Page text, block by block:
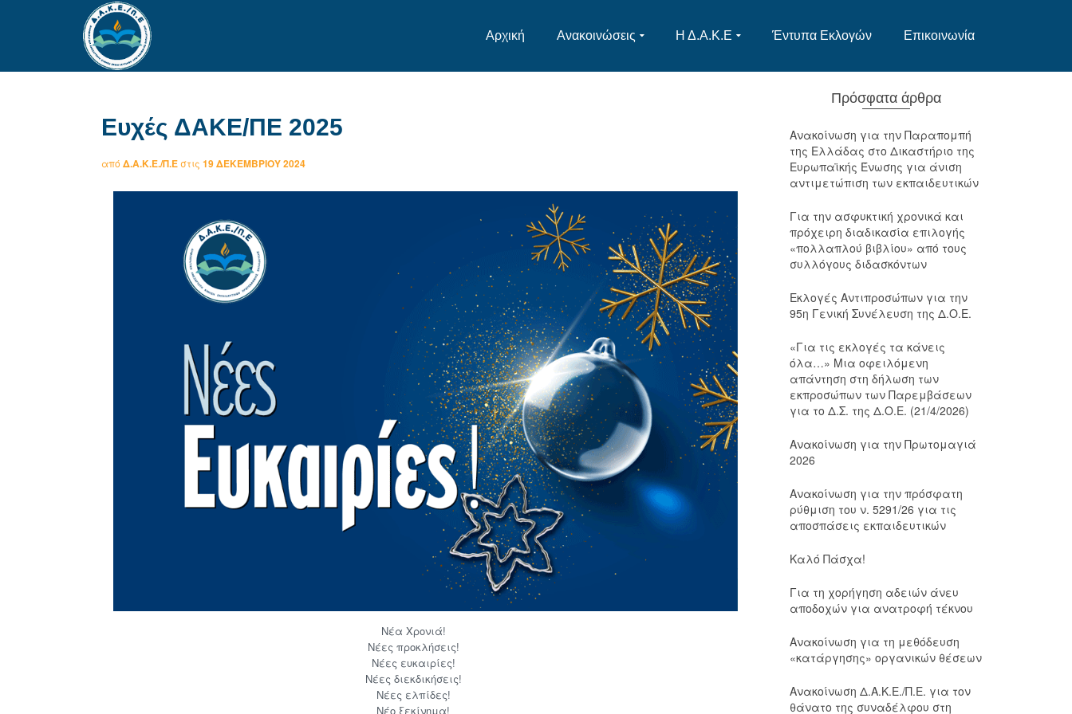
Αρχική Ανακοινώσεις Η Δ.Α.Κ.Ε Έντυπα Εκλογών Επικοινωνία
Ευχές ΔΑΚΕ/ΠΕ 2025
από Δ.Α.Κ.Ε./Π.Εστις 19 ΔΕΚΕΜΒΡΊΟΥ 2024
Νέα Χρονιά!
Νέες προκλήσεις!
Νέες ευκαιρίες!
Νέες διεκδικήσεις!
Νέες ελπίδες!
Νέο ξεκίνημα!
Πρόσφατα άρθρα
Ανακοίνωση για την Παραπομπή
της Ελλάδας στο Δικαστήριο της
Ευρωπαϊκής Ένωσης για άνιση
αντιμετώπιση των εκπαιδευτικών
Για την ασφυκτική χρονικά και
πρόχειρη διαδικασία επιλογής
«πολλαπλού βιβλίου» από τους
συλλόγους διδασκόντων
Εκλογές Αντιπροσώπων για την
95η Γενική Συνέλευση της Δ.Ο.Ε.
«Για τις εκλογές τα κάνεις
όλα…» Μια οφειλόμενη
απάντηση στη δήλωση των
εκπροσώπων των Παρεμβάσεων
για το Δ.Σ. της Δ.Ο.Ε. (21/4/2026)
Ανακοίνωση για την Πρωτομαγιά
2026
Ανακοίνωση για την πρόσφατη
ρύθμιση του ν. 5291/26 για τις
αποσπάσεις εκπαιδευτικών
Καλό Πάσχα!
Για τη χορήγηση αδειών άνευ
αποδοχών για ανατροφή τέκνου
Ανακοίνωση για τη μεθόδευση
«κατάργησης» οργανικών θέσεων
Ανακοίνωση Δ.Α.Κ.Ε./Π.Ε. για τον
θάνατο της συναδέλφου στη